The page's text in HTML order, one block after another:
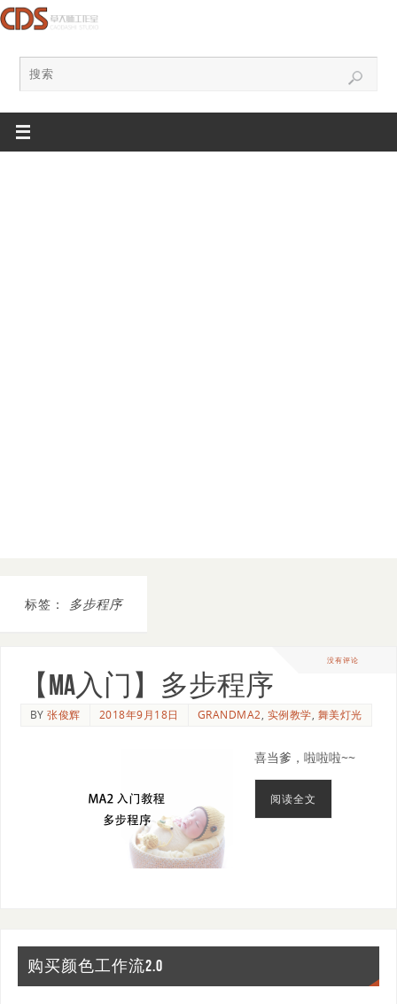
标签： 多步程序
没有评论
【MA入门】多步程序
BY张俊辉 2018年9月18日 GRANDMA2, 实例教学, 舞美灯光
喜当爹，啦啦啦~~
阅读全文
购买颜色工作流2.0